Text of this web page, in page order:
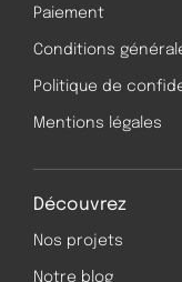
Paiement
Conditions
Politique de
Mentions légales
Découvrez
Nos projets
Notre blog